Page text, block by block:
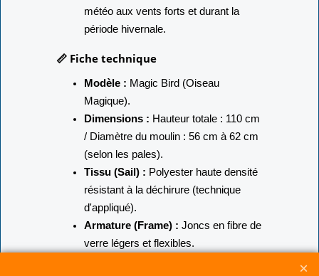
météo aux vents forts et durant la
période hivernale.
📏 Fiche technique
Modèle : Magic Bird (Oiseau
Magique).
Dimensions : Hauteur totale : 110 cm
/ Diamètre du moulin : 56 cm à 62 cm
(selon les pales).
Tissu (Sail) : Polyester haute densité
résistant à la déchirure (technique
d'appliqué).
Armature (Frame) : Joncs en fibre de
verre légers et flexibles.